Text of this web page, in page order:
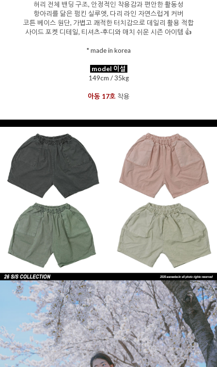
통해
허리 전체 밴딩 구조, 안정적인 착용감과 편안한 활동성
항아리를 닮은 펌킨 실루엣, 다리 라인 자연스럽게 커버
코튼 베이스 원단, 가볍고 쾌적한 터치감으로 데일리 활용 적합
사이드 포켓 디테일, 티셔츠·후디와 매치 쉬운 시즌 아이템 👍
* made in korea
model 이설
149cm / 35kg
아동 17호착용